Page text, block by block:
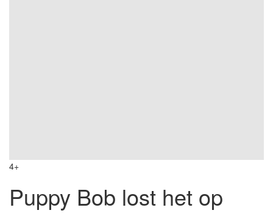
4+
Puppy Bob lost het op